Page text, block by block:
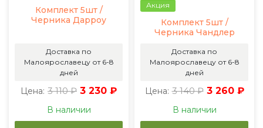
Комплект 5шт /
Черника Дарроу
Доставка по
Малоярославецу от 6-8
дней
Цена: 3 110 ₽ 3 230 ₽
В наличии
Акция
Комплект 5шт /
Черника Чандлер
Доставка по
Малоярославецу от 6-8
дней
Цена: 3 140 ₽ 3 260 ₽
В наличии